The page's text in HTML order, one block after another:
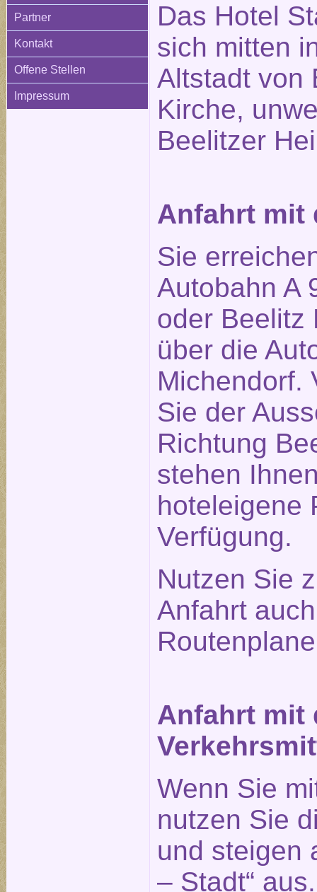
Partner
Kontakt
Offene Stellen
Impressum
Das Hotel
sich mitten
Altstadt von
Kirche,
Beelitzer
Anfahrt mit
Sie
Autobahn A
oder Beelitz
über die
Michendorf.
Sie der
Richtung
stehen
hoteleigene
Verfügung.
Nutzen Sie
Anfahrt
Anfahrt mit
Wenn Sie
nutzen Sie
und steigen
– Stadt“